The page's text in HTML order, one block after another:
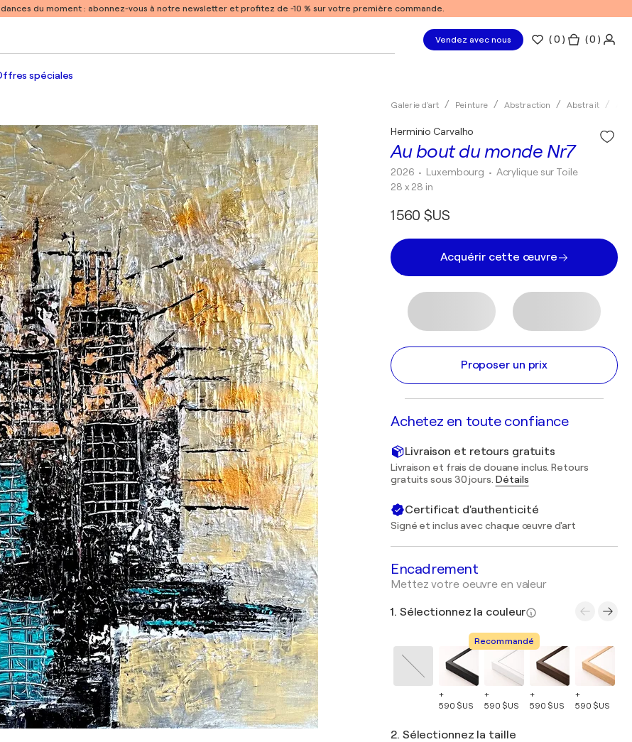
du moment : abonnez-vous à notre newsletter et profitez de -10 % sur votre première commande.
Vendez avec nous (0 ) ( 0 )
spéciales
Galerie d'art Peinture Abstraction Abstrait
Au bout du monde Nr7
Herminio Carvalho
2026 • Luxembourg • Acrylique sur Toile
28 x 28 in
1 560 $US
Acquérir cette œuvre
Proposer un prix
Achetez en toute confiance
Livraison et retours gratuits
Livraison et frais de douane inclus. Retours
gratuits sous 30 jours. Détails
Certificat d'authenticité
Signé et inclus avec chaque œuvre d'art
Encadrement
Mettez votre oeuvre en valeur
1. Sélectionnez la couleur
+
590 $US
Recommandé
+
590 $US
+
590 $US
+
590 $US
2. Sélectionnez la taille